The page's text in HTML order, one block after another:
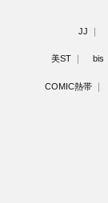
JJ
美ST bis
COMIC熱帯